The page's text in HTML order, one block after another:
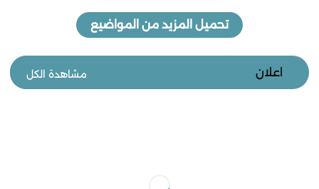
تحميل المزيد من المواضيع
مشاهدة الكل اعلان